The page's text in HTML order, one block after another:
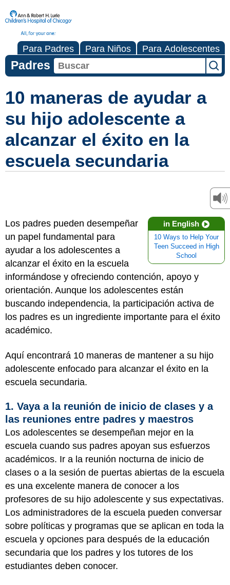
Para Padres Para Niños Para Adolescentes
Padres
10 maneras de ayudar a
su hijo adolescente a
alcanzar el éxito en la
escuela secundaria
in English
10 Ways to Help Your
Teen Succeed in High
School
Los padres pueden desempeñar
un papel fundamental para
ayudar a los adolescentes a
alcanzar el éxito en la escuela
informándose y ofreciendo contención, apoyo y
orientación. Aunque los adolescentes están
buscando independencia, la participación activa de
los padres es un ingrediente importante para el éxito
académico.
Aquí encontrará 10 maneras de mantener a su hijo
adolescente enfocado para alcanzar el éxito en la
escuela secundaria.
1. Vaya a la reunión de inicio de clases y a
las reuniones entre padres y maestros
Los adolescentes se desempeñan mejor en la
escuela cuando sus padres apoyan sus esfuerzos
académicos. Ir a la reunión nocturna de inicio de
clases o a la sesión de puertas abiertas de la escuela
es una excelente manera de conocer a los
profesores de su hijo adolescente y sus expectativas.
Los administradores de la escuela pueden conversar
sobre políticas y programas que se aplican en toda la
escuela y opciones para después de la educación
secundaria que los padres y los tutores de los
estudiantes deben conocer.